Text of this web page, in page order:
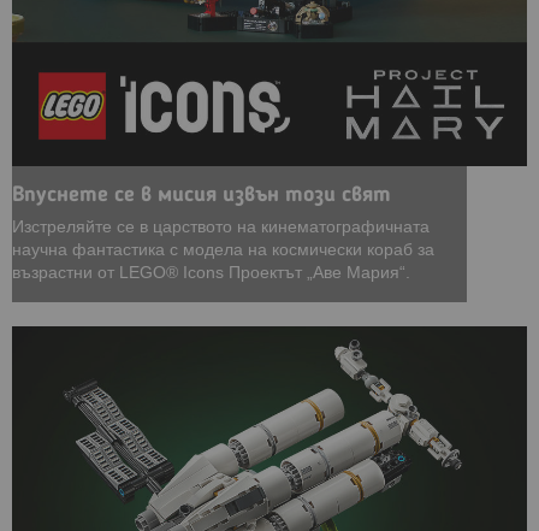
Впуснете се в мисия извън този свят
Изстреляйте се в царството на кинематографичната
научна фантастика с модела на космически кораб за
възрастни от LEGO® Icons Проектът „Аве Мария“.